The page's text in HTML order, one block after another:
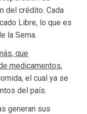
del crédito. Cada
Libre, lo que es
la Serna.
que
medicamentos,
el cual ya se
del país.
generan sus